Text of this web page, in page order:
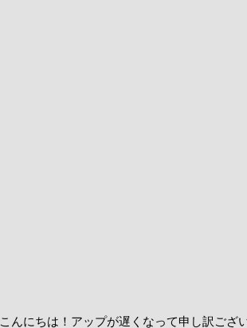
こんにちは！アップが遅くなって申し訳ご